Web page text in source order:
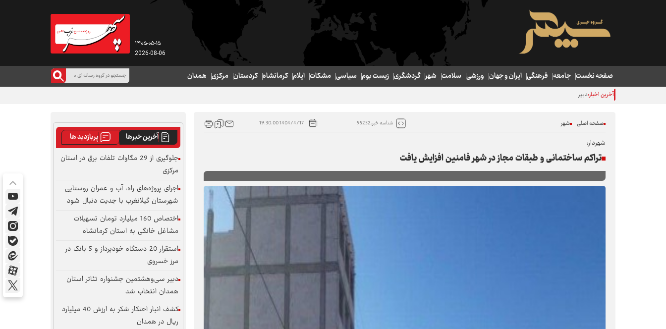
۱۴۰۵-۰۵-۱۵
2026-08-06
صفحه نخست جامعه فرهنگی ایران و جهان ورزشی سلامت شهر گردشگری زیست بوم سیاسی مشکات ایلام کرمانشاه کردستان مرکزی همدان
آخرین اخبار:دبیر سی‌وهشتمین جشنواره تئاتر استان همدان انتخاب شد
صفحه اصلی شهر شناسه خبر:95252 1404/4/17 19:30:00
شهردار:
تراکم ساختمانی و طبقات مجاز در شهر فامنین افزایش یافت
آخرین خبرها
پربازدید ها
جلوگیری از 29 مگاوات تلفات برق در استان
مرکزی
اجرای پروژه‌های راه، آب و عمران روستایی
شهرستان گیلانغرب با جدیت دنبال شود
اختصاص 160 میلیارد تومان تسهیلات
مشاغل خانگی به استان کرمانشاه
استقرار 20 دستگاه خودپرداز و 5 بانک در
مرز خسروی
دبیر سی‌وهشتمین جشنواره تئاتر استان
همدان انتخاب شد
کشف انبار احتکار شکر به ارزش 40 میلیارد
ریال در همدان